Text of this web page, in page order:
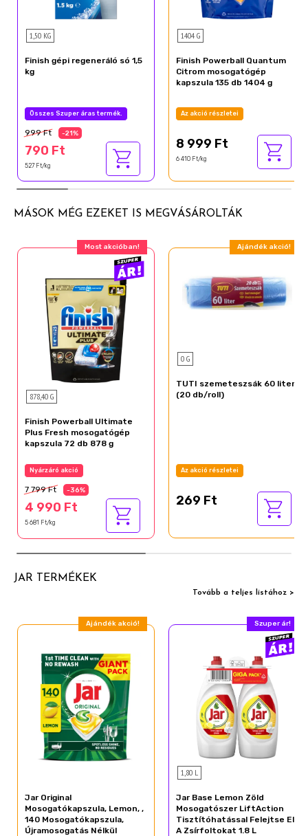
1,50 KG
Finish gépi regeneráló só 1,5
kg
Összes Szuper áras termék.
999 Ft -21%
790 Ft
527 Ft/kg
1404 G
Finish Powerball Quantum
Citrom mosogatógép
kapszula 135 db 1404 g
Az akció részletei
8 999 Ft
6 410 Ft/kg
MÁSOK MÉG EZEKET IS MEGVÁSÁROLTÁK
Most akcióban!
878,40 G
Finish Powerball Ultimate
Plus Fresh mosogatógép
kapszula 72 db 878 g
Nyárzáró akció
7 799 Ft -36%
4 990 Ft
5 681 Ft/kg
Ajándék akció!
0 G
TUTI szemeteszsák 60 liter
(20 db/roll)
Az akció részletei
269 Ft
JAR TERMÉKEK
Tovább a teljes listához >
Ajándék akció!
Jar Original
Mosogatókapszula, Lemon, ,
140 Mosogatókapszula,
Újramosogatás Nélkül
Szuper ár!
1,80 L
Jar Base Lemon Zöld
Mosogatószer LiftAction
Tisztítóhatással Felejtse El
A Zsírfoltokat 1.8 L